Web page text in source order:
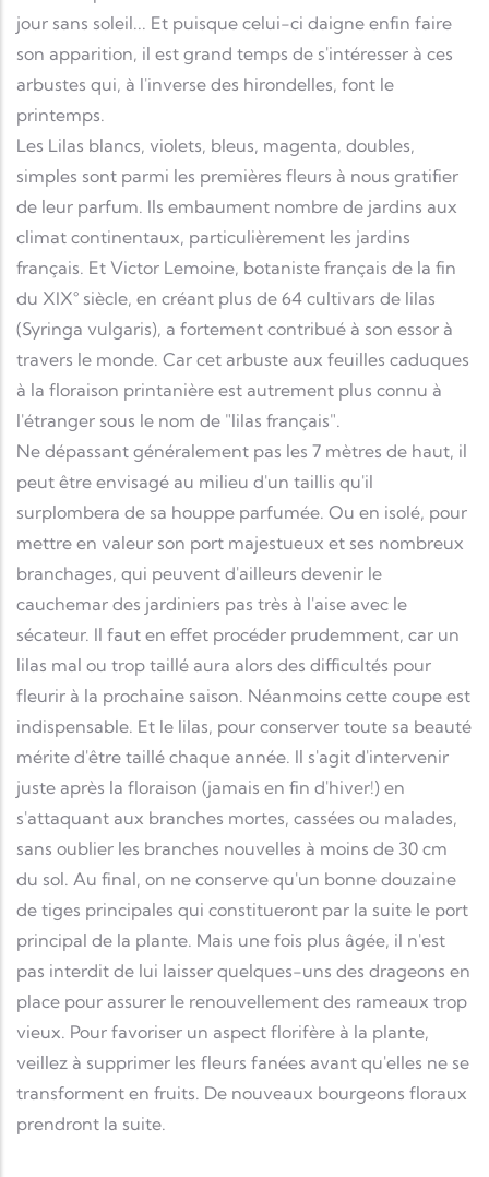
jour sans soleil... Et puisque celui-ci daigne enfin faire
son apparition, il est grand temps de s'intéresser à ces
arbustes qui, à l'inverse des hirondelles, font le
printemps.
Les Lilas blancs, violets, bleus, magenta, doubles,
simples sont parmi les premières fleurs à nous gratifier
de leur parfum. Ils embaument nombre de jardins aux
climat continentaux, particulièrement les jardins
français. Et Victor Lemoine, botaniste français de la fin
du XIX° siècle, en créant plus de 64 cultivars de lilas
(Syringa vulgaris), a fortement contribué à son essor à
travers le monde. Car cet arbuste aux feuilles caduques
à la floraison printanière est autrement plus connu à
l'étranger sous le nom de "lilas français".
Ne dépassant généralement pas les 7 mètres de haut, il
peut être envisagé au milieu d'un taillis qu'il
surplombera de sa houppe parfumée. Ou en isolé, pour
mettre en valeur son port majestueux et ses nombreux
branchages, qui peuvent d'ailleurs devenir le
cauchemar des jardiniers pas très à l'aise avec le
sécateur. Il faut en effet procéder prudemment, car un
lilas mal ou trop taillé aura alors des difficultés pour
fleurir à la prochaine saison. Néanmoins cette coupe est
indispensable. Et le lilas, pour conserver toute sa beauté
mérite d'être taillé chaque année. Il s'agit d'intervenir
juste après la floraison (jamais en fin d'hiver!) en
s'attaquant aux branches mortes, cassées ou malades,
sans oublier les branches nouvelles à moins de 30 cm
du sol. Au final, on ne conserve qu'un bonne douzaine
de tiges principales qui constitueront par la suite le port
principal de la plante. Mais une fois plus âgée, il n'est
pas interdit de lui laisser quelques-uns des drageons en
place pour assurer le renouvellement des rameaux trop
vieux. Pour favoriser un aspect florifère à la plante,
veillez à supprimer les fleurs fanées avant qu'elles ne se
transforment en fruits. De nouveaux bourgeons floraux
prendront la suite.